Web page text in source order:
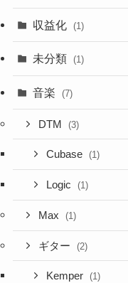
収益化 (1)
未分類 (1)
音楽 (7)
DTM (3)
Cubase (1)
Logic (1)
Max (1)
ギター (2)
Kemper (1)